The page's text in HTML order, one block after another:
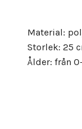
Material:
Storlek: 25
Ålder: från